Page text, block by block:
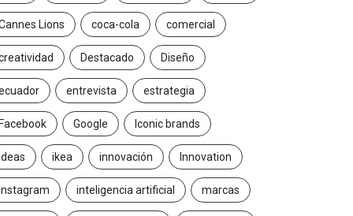
Lions coca-cola comercial
Destacado Diseño
entrevista estrategia
Google Iconic brands
ikea innovación Innovation
inteligencia artificial marcas